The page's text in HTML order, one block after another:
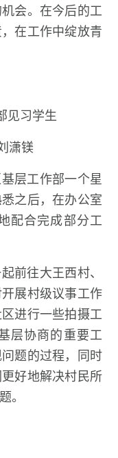
会。在今后的工
在工作中绽放青
见习学生
潇镁
层工作部一个星
之后，在办公室
配合完成部分工
前往大王西村、
展村级议事工作
进行一些拍摄工
层协商的重要工
题的过程，同时
好地解决村民所
。